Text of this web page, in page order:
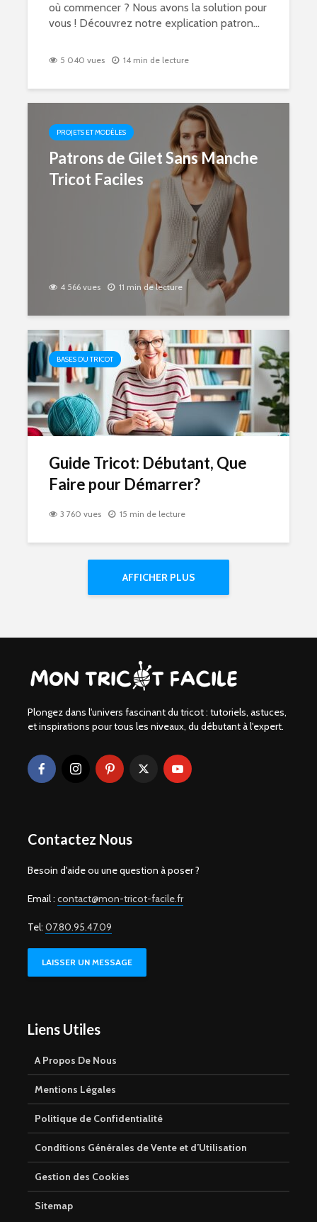
où commencer ? Nous avons la solution pour
vous ! Découvrez notre explication patron...
5 040 vues 14 min de lecture
PROJETS ET MODÈLES
Patrons de Gilet Sans Manche
Tricot Faciles
4 566 vues 11 min de lecture
BASES DU TRICOT
Guide Tricot: Débutant, Que
Faire pour Démarrer?
3 760 vues 15 min de lecture
AFFICHER PLUS
Plongez dans l'univers fascinant du tricot : tutoriels, astuces,
et inspirations pour tous les niveaux, du débutant à l'expert.
Contactez Nous
Besoin d'aide ou une question à poser ?
Email : contact@mon-tricot-facile.fr
Tel: 07.80.95.47.09
LAISSER UN MESSAGE
Liens Utiles
A Propos De Nous
Mentions Légales
Politique de Confidentialité
Conditions Générales de Vente et d’Utilisation
Gestion des Cookies
Sitemap